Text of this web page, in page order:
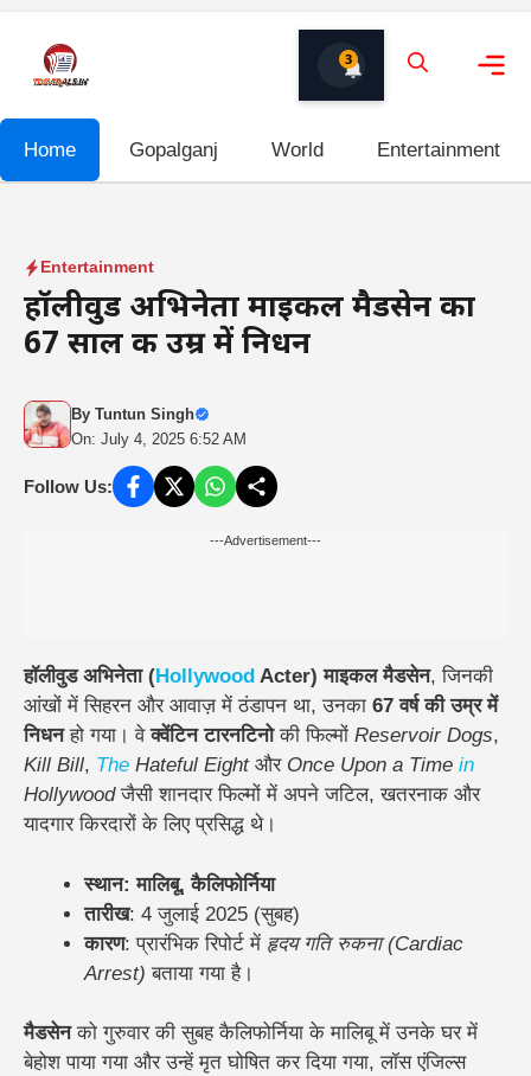
content
3
Home Gopalganj World Entertainment
Entertainment
हॉलीवुड अभिनेता माइकल मैडसेन का
67 साल की उम्र में निधन
By Tuntun Singh
On: July 4, 2025 6:52 AM
Follow Us:
---Advertisement---
हॉलीवुड अभिनेता (Hollywood Acter) माइकल मैडसेन, जिनकी
आंखों में सिहरन और आवाज़ में ठंडापन था, उनका 67 वर्ष की उम्र में
निधनहो गया। वेक्वेंटिन टारनटिनोकी फिल्मों Reservoir Dogs,
Kill Bill, The Hateful Eightऔर Once Upon a Time in
Hollywoodजैसी शानदार फिल्मों में अपने जटिल, खतरनाक और
यादगार किरदारों के लिए प्रसिद्ध थे।
स्थान: मालिबू, कैलिफोर्निया
तारीख: 4 जुलाई 2025 (सुबह)
कारण: प्रारंभिक रिपोर्ट में हृदय गति रुकना (Cardiac
Arrest) बताया गया है।
मैडसेनको गुरुवार की सुबह कैलिफोर्निया के मालिबू में उनके घर में
बेहोश पाया गया और उन्हें मृत घोषित कर दिया गया, लॉस एंजिल्स